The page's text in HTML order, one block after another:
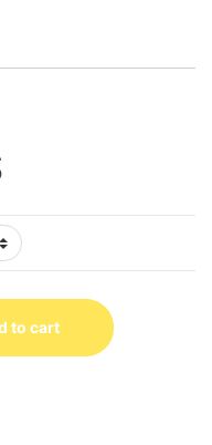
to cart